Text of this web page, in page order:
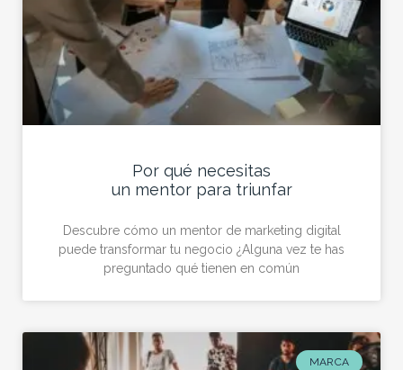
Por qué necesitas
un mentor para triunfar
Descubre cómo un mentor de marketing digital
puede transformar tu negocio ¿Alguna vez te has
preguntado qué tienen en común
MARCA